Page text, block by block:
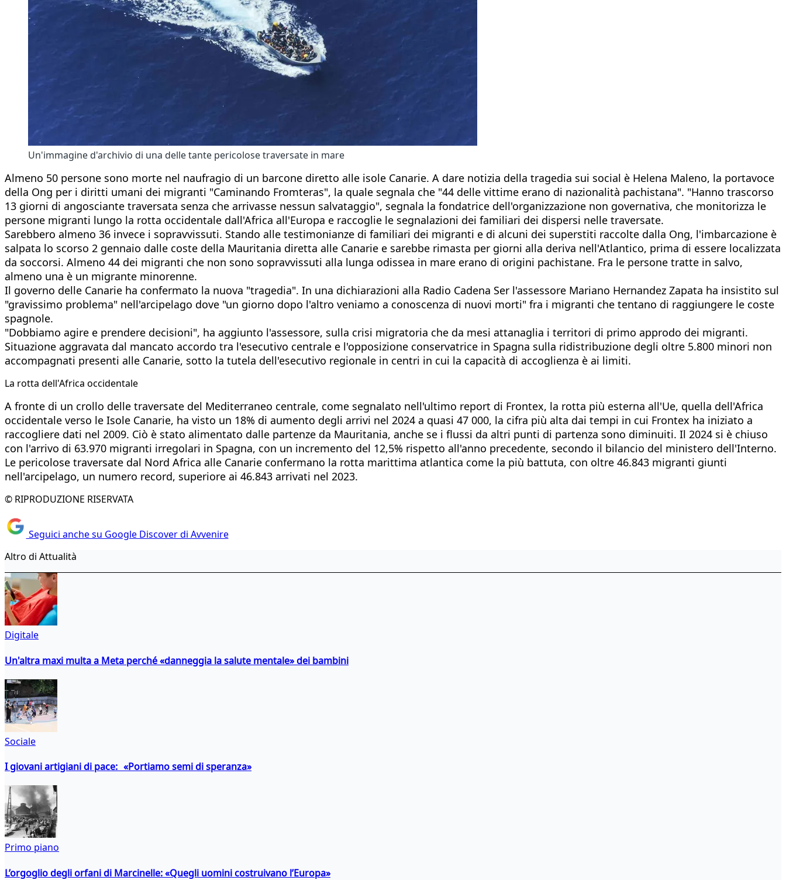
Un'immagine d'archivio di una delle tante pericolose traversate in mare
Almeno 50 persone sono morte nel naufragio di un barcone diretto alle isole Canarie. A dare notizia della tragedia sui social è Helena Maleno, la portavoce
della Ong per i diritti umani dei migranti "Caminando Fromteras", la quale segnala che "44 delle vittime erano di nazionalità pachistana". "Hanno trascorso
13 giorni di angosciante traversata senza che arrivasse nessun salvataggio", segnala la fondatrice dell'organizzazione non governativa, che monitorizza le
persone migranti lungo la rotta occidentale dall'Africa all'Europa e raccoglie le segnalazioni dei familiari dei dispersi nelle traversate.
Sarebbero almeno 36 invece i sopravvissuti. Stando alle testimonianze di familiari dei migranti e di alcuni dei superstiti raccolte dalla Ong, l'imbarcazione è
salpata lo scorso 2 gennaio dalle coste della Mauritania diretta alle Canarie e sarebbe rimasta per giorni alla deriva nell'Atlantico, prima di essere localizzata
da soccorsi. Almeno 44 dei migranti che non sono sopravvissuti alla lunga odissea in mare erano di origini pachistane. Fra le persone tratte in salvo,
almeno una è un migrante minorenne.
Il governo delle Canarie ha confermato la nuova "tragedia". In una dichiarazioni alla Radio Cadena Ser l'assessore Mariano Hernandez Zapata ha insistito sul
"gravissimo problema" nell'arcipelago dove "un giorno dopo l'altro veniamo a conoscenza di nuovi morti" fra i migranti che tentano di raggiungere le coste
spagnole.
"Dobbiamo agire e prendere decisioni", ha aggiunto l'assessore, sulla crisi migratoria che da mesi attanaglia i territori di primo approdo dei migranti.
Situazione aggravata dal mancato accordo tra l'esecutivo centrale e l'opposizione conservatrice in Spagna sulla ridistribuzione degli oltre 5.800 minori non
accompagnati presenti alle Canarie, sotto la tutela dell'esecutivo regionale in centri in cui la capacità di accoglienza è ai limiti.
La rotta dell'Africa occidentale
A fronte di un crollo delle traversate del Mediterraneo centrale, come segnalato nell'ultimo report di Frontex, la rotta più esterna all'Ue, quella dell'Africa
occidentale verso le Isole Canarie, ha visto un 18% di aumento degli arrivi nel 2024 a quasi 47 000, la cifra più alta dai tempi in cui Frontex ha iniziato a
raccogliere dati nel 2009. Ciò è stato alimentato dalle partenze da Mauritania, anche se i flussi da altri punti di partenza sono diminuiti. Il 2024 si è chiuso
con l'arrivo di 63.970 migranti irregolari in Spagna, con un incremento del 12,5% rispetto all'anno precedente, secondo il bilancio del ministero dell'Interno.
Le pericolose traversate dal Nord Africa alle Canarie confermano la rotta marittima atlantica come la più battuta, con oltre 46.843 migranti giunti
nell'arcipelago, un numero record, superiore ai 46.843 arrivati nel 2023.
© RIPRODUZIONE RISERVATA
Seguici anche su Google Discover di Avvenire
Altro di Attualità
Digitale
Un'altra maxi multa a Meta perché «danneggia la salute mentale» dei bambini
Sociale
I giovani artigiani di pace: «Portiamo semi di speranza»
Primo piano
L’orgoglio degli orfani di Marcinelle: «Quegli uomini costruivano l’Europa»